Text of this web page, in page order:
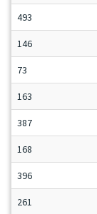
493
146
73
163
387
168
396
261